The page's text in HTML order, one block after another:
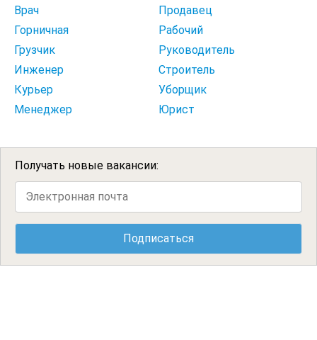
Врач
Продавец
Горничная
Рабочий
Грузчик
Руководитель
Инженер
Строитель
Курьер
Уборщик
Менеджер
Юрист
Получать новые вакансии: